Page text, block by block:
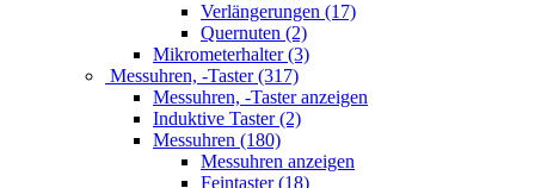
Verlängerungen (17)
Quernuten (2)
Mikrometerhalter (3)
Messuhren, -Taster (317)
Messuhren, -Taster anzeigen
Induktive Taster (2)
Messuhren (180)
Messuhren anzeigen
Feintaster (18)